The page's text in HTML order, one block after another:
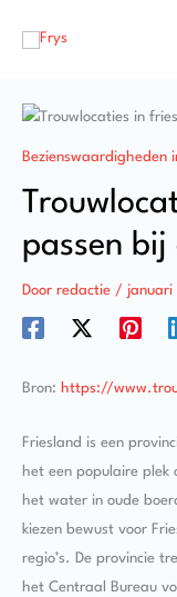
Bezienswaardigheden
passen
Door redactie /
Bron: https://
Friesland is een
het een populaire
het water in oude
kiezen bewust voor
regio’s. De provincie
het Centraal Bureau